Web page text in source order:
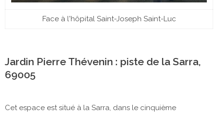
Face à l'hôpital Saint-Joseph Saint-Luc
Jardin Pierre Thévenin : piste de la Sarra,
69005
Cet espace est situé à la Sarra, dans le cinquième